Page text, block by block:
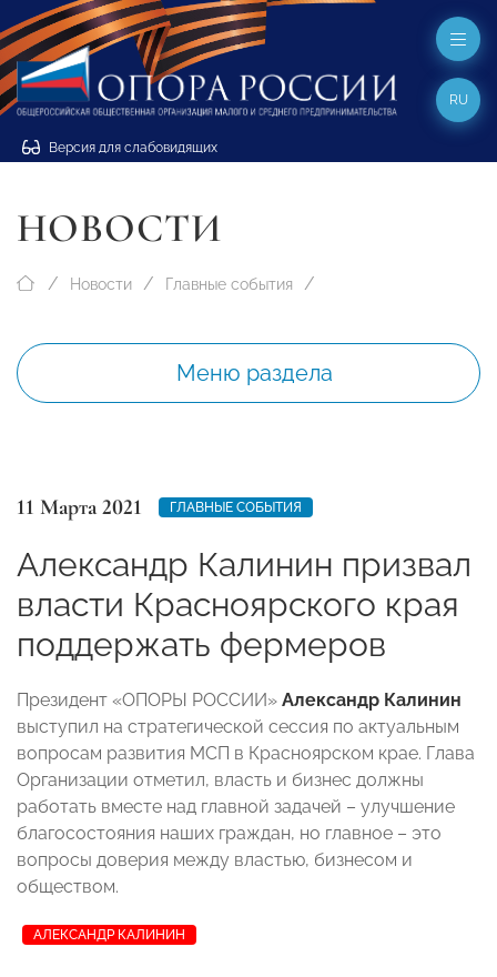
Версия для слабовидящих
RU
НОВОСТИ
Новости Главные события
Меню раздела
11 Марта 2021 ГЛАВНЫЕ СОБЫТИЯ
Александр Калинин призвал
власти Красноярского края
поддержать фермеров
Президент «ОПОРЫ РОССИИ» Александр Калинин
выступил на стратегической сессия по актуальным
вопросам развития МСП в Красноярском крае. Глава
Организации отметил, власть и бизнес должны
работать вместе над главной задачей – улучшение
благосостояния наших граждан, но главное – это
вопросы доверия между властью, бизнесом и
обществом.
АЛЕКСАНДР КАЛИНИН